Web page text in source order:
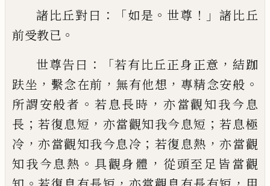
諸比丘對曰 ：「如是 。 世尊 ！」諸比丘
前受教已 。
世尊告曰 ：「若有比丘正身正意 ， 結跏
趺坐 ， 繫念在前 ， 無有他想 ， 專精念安般 。
所謂安般者 。 若息長時 ， 亦當觀知我今息
長 ； 若復息短 ， 亦當觀知我今息短 ； 若息極
冷 ，亦當觀知我今息冷 ； 若復息熱 ，亦當觀
知我今息熱 。 具觀身體 ， 從頭至足皆當觀